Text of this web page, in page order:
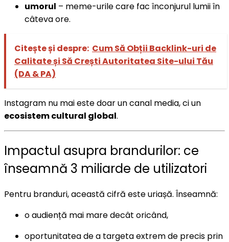
umorul – meme-urile care fac înconjurul lumii în
câteva ore.
Citește și despre: Cum Să Obții Backlink-uri de
Calitate și Să Crești Autoritatea Site-ului Tău
(DA & PA)
Instagram nu mai este doar un canal media, ci un
ecosistem cultural global.
Impactul asupra brandurilor: ce
înseamnă 3 miliarde de utilizatori
Pentru branduri, această cifră este uriașă. Înseamnă:
o audiență mai mare decât oricând,
oportunitatea de a targeta extrem de precis prin